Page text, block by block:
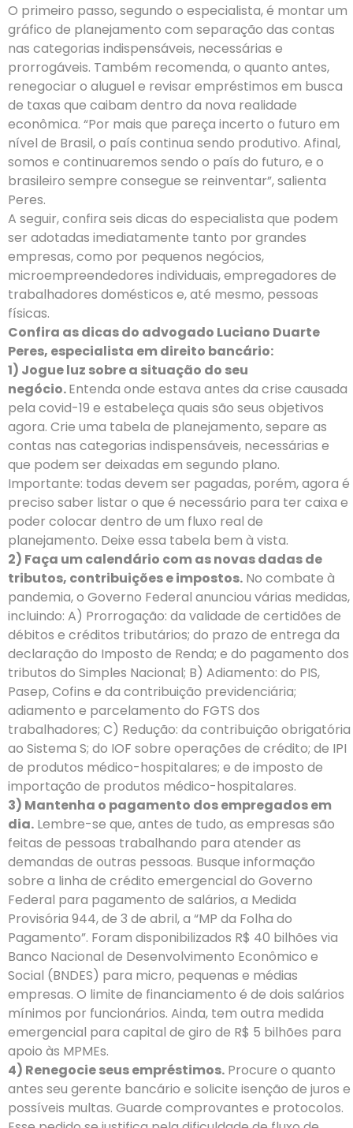
O primeiro passo, segundo o especialista, é montar um
gráfico de planejamento com separação das contas
nas categorias indispensáveis, necessárias e
prorrogáveis. Também recomenda, o quanto antes,
renegociar o aluguel e revisar empréstimos em busca
de taxas que caibam dentro da nova realidade
econômica. “Por mais que pareça incerto o futuro em
nível de Brasil, o país continua sendo produtivo. Afinal,
somos e continuaremos sendo o país do futuro, e o
brasileiro sempre consegue se reinventar”, salienta
Peres.
A seguir, confira seis dicas do especialista que podem
ser adotadas imediatamente tanto por grandes
empresas, como por pequenos negócios,
microempreendedores individuais, empregadores de
trabalhadores domésticos e, até mesmo, pessoas
físicas.
Confira as dicas do advogado Luciano Duarte
Peres, especialista em direito bancário:
1) Jogue luz sobre a situação do seu
negócio.Entenda onde estava antes da crise causada
pela covid-19 e estabeleça quais são seus objetivos
agora. Crie uma tabela de planejamento, separe as
contas nas categorias indispensáveis, necessárias e
que podem ser deixadas em segundo plano.
Importante: todas devem ser pagadas, porém, agora é
preciso saber listar o que é necessário para ter caixa e
poder colocar dentro de um fluxo real de
planejamento. Deixe essa tabela bem à vista.
2) Faça um calendário com as novas dadas de
tributos, contribuições e impostos. No combate à
pandemia, o Governo Federal anunciou várias medidas,
incluindo: A) Prorrogação: da validade de certidões de
débitos e créditos tributários; do prazo de entrega da
declaração do Imposto de Renda; e do pagamento dos
tributos do Simples Nacional; B) Adiamento: do PIS,
Pasep, Cofins e da contribuição previdenciária;
adiamento e parcelamento do FGTS dos
trabalhadores; C) Redução: da contribuição obrigatória
ao Sistema S; do IOF sobre operações de crédito; de IPI
de produtos médico-hospitalares; e de imposto de
importação de produtos médico-hospitalares.
3) Mantenha o pagamento dos empregados em
dia. Lembre-se que, antes de tudo, as empresas são
feitas de pessoas trabalhando para atender as
demandas de outras pessoas. Busque informação
sobre a linha de crédito emergencial do Governo
Federal para pagamento de salários, a Medida
Provisória 944, de 3 de abril, a “MP da Folha do
Pagamento”. Foram disponibilizados R$ 40 bilhões via
Banco Nacional de Desenvolvimento Econômico e
Social (BNDES) para micro, pequenas e médias
empresas. O limite de financiamento é de dois salários
mínimos por funcionários. Ainda, tem outra medida
emergencial para capital de giro de R$ 5 bilhões para
apoio às MPMEs.
4) Renegocie seus empréstimos. Procure o quanto
antes seu gerente bancário e solicite isenção de juros e
possíveis multas. Guarde comprovantes e protocolos.